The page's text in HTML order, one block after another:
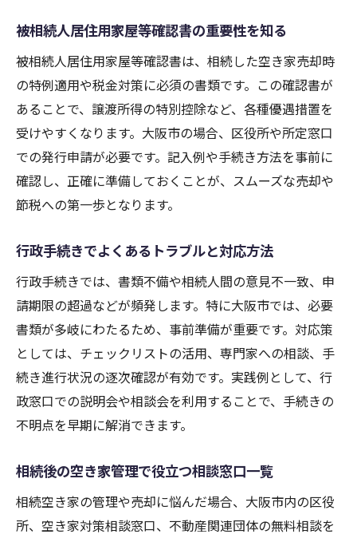
被相続人居住用家屋等確認書の重要性を知る
被相続人居住用家屋等確認書は、相続した空き家売却時
の特例適用や税金対策に必須の書類です。この確認書が
あることで、譲渡所得の特別控除など、各種優遇措置を
受けやすくなります。大阪市の場合、区役所や所定窓口
での発行申請が必要です。記入例や手続き方法を事前に
確認し、正確に準備しておくことが、スムーズな売却や
節税への第一歩となります。
行政手続きでよくあるトラブルと対応方法
行政手続きでは、書類不備や相続人間の意見不一致、申
請期限の超過などが頻発します。特に大阪市では、必要
書類が多岐にわたるため、事前準備が重要です。対応策
としては、チェックリストの活用、専門家への相談、手
続き進行状況の逐次確認が有効です。実践例として、行
政窓口での説明会や相談会を利用することで、手続きの
不明点を早期に解消できます。
相続後の空き家管理で役立つ相談窓口一覧
相続空き家の管理や売却に悩んだ場合、大阪市内の区役
所、空き家対策相談窓口、不動産関連団体の無料相談を